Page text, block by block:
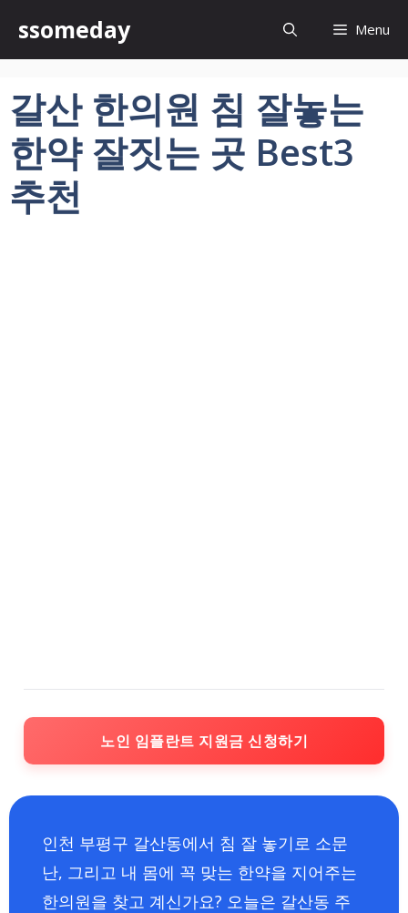
츠
건
뛰
ssomeday Menu
갈산 한의원 침 잘놓는
한약 잘짓는 곳 Best3
추천
노인 임플란트 지원금 신청하기
인천 부평구 갈산동에서 침 잘 놓기로 소문
난, 그리고 내 몸에 꼭 맞는 한약을 지어주는
한의원을 찾고 계신가요? 오늘은 갈산동 주